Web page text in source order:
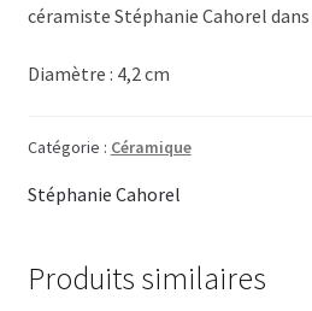
céramiste Stéphanie Cahorel
Diamètre : 4,2 cm
Catégorie : Céramique
Stéphanie Cahorel
Produits similaires